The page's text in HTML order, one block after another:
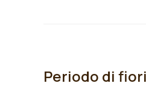
Periodo di